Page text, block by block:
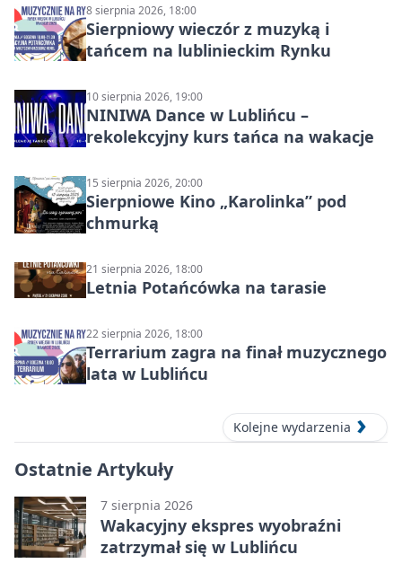
8 sierpnia 2026, 18:00
Sierpniowy wieczór z muzyką i
tańcem na lublinieckim Rynku
10 sierpnia 2026, 19:00
NINIWA Dance w Lublińcu –
rekolekcyjny kurs tańca na wakacje
15 sierpnia 2026, 20:00
Sierpniowe Kino „Karolinka” pod
chmurką
21 sierpnia 2026, 18:00
Letnia Potańcówka na tarasie
22 sierpnia 2026, 18:00
Terrarium zagra na finał muzycznego
lata w Lublińcu
Kolejne wydarzenia
Ostatnie Artykuły
7 sierpnia 2026
Wakacyjny ekspres wyobraźni
zatrzymał się w Lublińcu